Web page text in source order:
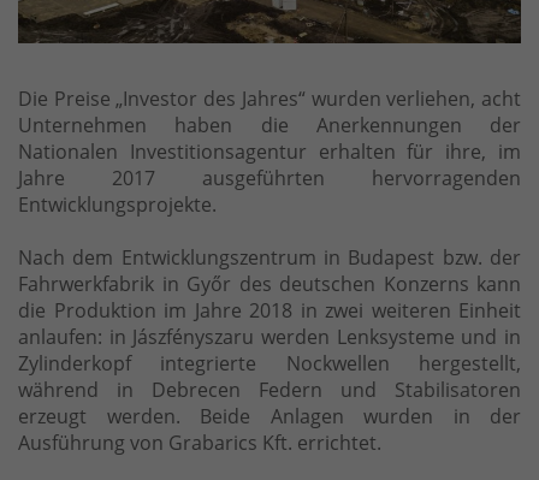
Die Preise „Investor des Jahres“ wurden verliehen, acht
Unternehmen haben die Anerkennungen der
Nationalen Investitionsagentur erhalten für ihre, im
Jahre 2017 ausgeführten hervorragenden
Entwicklungsprojekte.
Nach dem Entwicklungszentrum in Budapest bzw. der
Fahrwerkfabrik in Győr des deutschen Konzerns kann
die Produktion im Jahre 2018 in zwei weiteren Einheit
anlaufen: in Jászfényszaru werden Lenksysteme und in
Zylinderkopf integrierte Nockwellen hergestellt,
während in Debrecen Federn und Stabilisatoren
erzeugt werden. Beide Anlagen wurden in der
Ausführung von Grabarics Kft. errichtet.